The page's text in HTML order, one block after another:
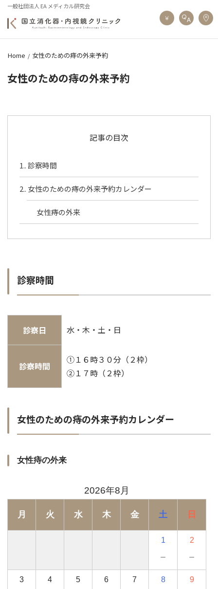
一般社団法人 EA メディカル研究会
Home 女性のための痔の外来予約
女性のための痔の外来予約
記事の目次
1. 診察時間
2. 女性のための痔の外来予約カレンダー
女性痔の外来
診察時間
診察日 水・木・土・日
診察時間
①１６時３０分（２枠）
②１７時（２枠）
女性のための痔の外来予約カレンダー
女性痔の外来
2026年8月
月 火 水 木 金 土 日
1
－
2
－
3 4 5 6 7 8 9